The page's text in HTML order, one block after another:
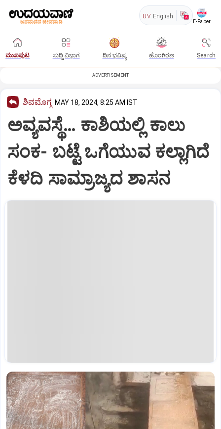
UV English
E-Paper
ಮುಖಪುಟ ಸುದ್ದಿ ವಿಭಾಗ ದಿನ ಭವಿಷ್ಯ ಹೊಂಗಿರಣ Search
ADVERTISEMENT
ಶಿವಮೊಗ್ಗ MAY 18, 2024, 8:25 AM IST
ಅವ್ಯವಸ್ಥೆ… ಕಾಶಿಯಲ್ಲಿ ಕಾಲು
ಸಂಕ- ಬಟ್ಟೆ ಒಗೆಯುವ ಕಲ್ಲಾಗಿದೆ
ಕೆಳದಿ ಸಾಮ್ರಾಜ್ಯದ ಶಾಸನ